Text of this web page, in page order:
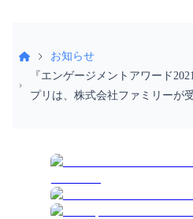
お知らせ
『エンゲージメントアワード
プリは、株式会社ファミリーが受